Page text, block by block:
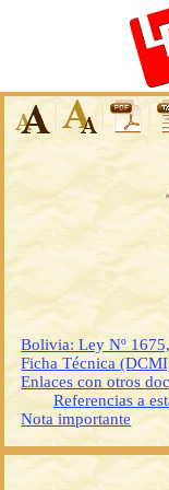
Bolivia: Ley Nº
Ficha Técnica
Enlaces con otros
Referencias a
Nota importante